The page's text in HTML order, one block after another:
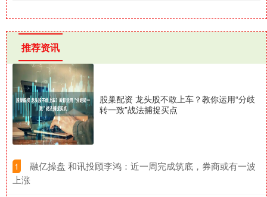
推荐资讯
股巢配资 龙头股不敢上车？教你运用“分歧
转一致”战法捕捉买点
1
​融亿操盘 和讯投顾李鸿：近一周完成筑底，券商或有一波
上涨